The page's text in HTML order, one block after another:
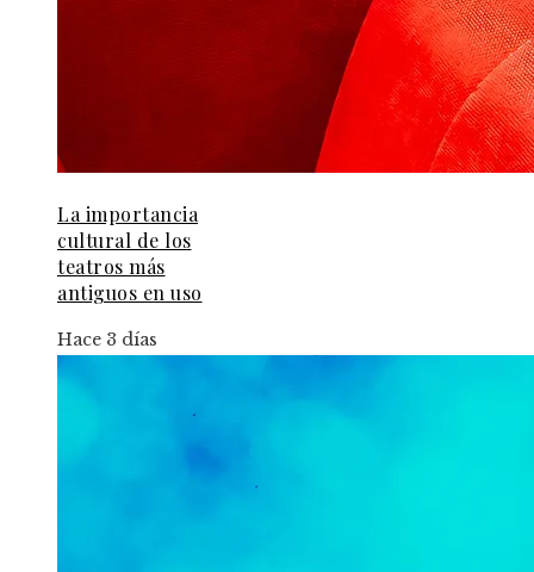
La importancia
cultural de los
teatros más
antiguos en uso
Hace 3 días